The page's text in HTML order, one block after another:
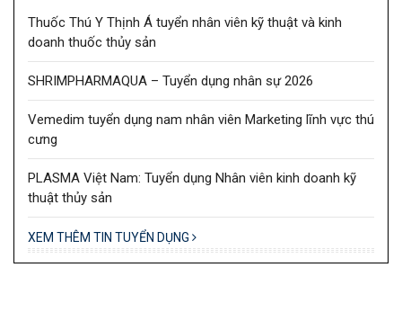
Thuốc Thú Y Thịnh Á tuyển nhân viên kỹ thuật và kinh
doanh thuốc thủy sản
SHRIMPHARMAQUA – Tuyển dụng nhân sự 2026
Vemedim tuyển dụng nam nhân viên Marketing lĩnh vực thú
cưng
PLASMA Việt Nam: Tuyển dụng Nhân viên kinh doanh kỹ
thuật thủy sản
XEM THÊM TIN TUYỂN DỤNG